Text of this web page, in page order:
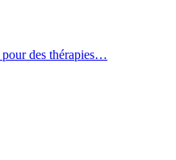
des thérapies…